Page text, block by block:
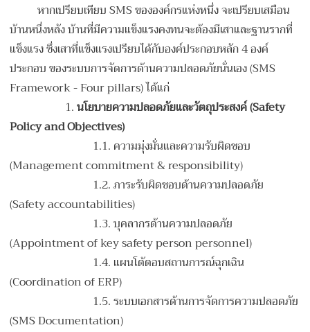
หากเปรียบเทียบ SMS ขององค์กรแห่งหนึ่ง จะเปรียบเสมือน
บ้านหนึ่งหลัง บ้านที่มีความแข็งแรงคงทนจะต้องมีเสาและฐานรากที่
แข็งแรง ซึ่งเสาที่แข็งแรงเปรียบได้กับองค์ประกอบหลัก 4 องค์
ประกอบ ของระบบการจัดการด้านความปลอดภัยนั่นเอง (SMS
Framework - Four pillars) ได้แก่
1.นโยบายความปลอดภัยและวัตถุประสงค์ (Safety
Policy and Objectives)
1.1. ความมุ่งมั่นและความรับผิดชอบ
(Management commitment & responsibility)
1.2. ภาระรับผิดชอบด้านความปลอดภัย
(Safety accountabilities)
1.3. บุคลากรด้านความปลอดภัย
(Appointment of key safety person personnel)
1.4. แผนโต้ตอบสถานการณ์ฉุกเฉิน
(Coordination of ERP)
1.5. ระบบเอกสารด้านการจัดการความปลอดภัย
(SMS Documentation)